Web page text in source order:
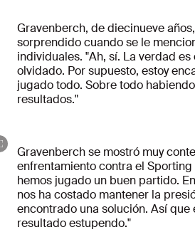
Gravenberch, de diecinueve
sorprendido cuando se le
individuales. "Ah, sí. La verdad es
olvidado. Por supuesto, estoy
jugado todo. Sobre todo
resultados."
Gravenberch se mostró muy
enfrentamiento contra el Sporting
hemos jugado un buen partido.
nos ha costado mantener la
encontrado una solución. Así que
resultado estupendo."